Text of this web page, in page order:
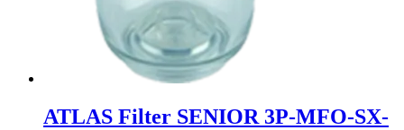
ATLAS Filter SENIOR 3P-MFO-SX-